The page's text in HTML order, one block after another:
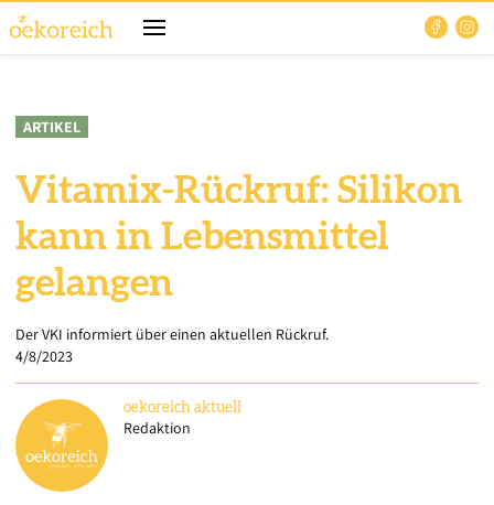
ARTIKEL
Vitamix-Rückruf: Silikon
kann in Lebensmittel
gelangen
Der VKI informiert über einen aktuellen Rückruf.
4/8/2023
oekoreich aktuell
Redaktion